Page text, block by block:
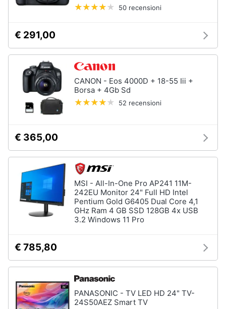
50 recensioni
€ 291,00
CANON - Eos 4000D + 18-55 Iii +
Borsa + 4Gb Sd
52 recensioni
€ 365,00
MSI - All-In-One Pro AP241 11M-
242EU Monitor 24" Full HD Intel
Pentium Gold G6405 Dual Core 4,1
GHz Ram 4 GB SSD 128GB 4x USB
3.2 Windows 11 Pro
€ 785,80
PANASONIC - TV LED HD 24" TV-
24S50AEZ Smart TV